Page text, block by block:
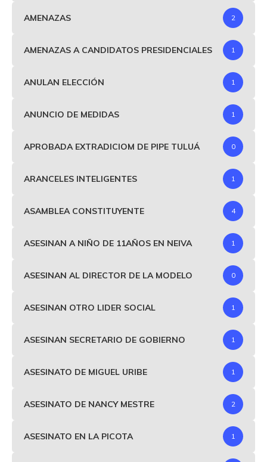
AMENAZAS 2
AMENAZAS A CANDIDATOS PRESIDENCIALES 1
ANULAN ELECCIÓN 1
ANUNCIO DE MEDIDAS 1
APROBADA EXTRADICIOM DE PIPE TULUÁ 0
ARANCELES INTELIGENTES 1
ASAMBLEA CONSTITUYENTE 4
ASESINAN A NIÑO DE 11AÑOS EN NEIVA 1
ASESINAN AL DIRECTOR DE LA MODELO 0
ASESINAN OTRO LIDER SOCIAL 1
ASESINAN SECRETARIO DE GOBIERNO 1
ASESINATO DE MIGUEL URIBE 1
ASESINATO DE NANCY MESTRE 2
ASESINATO EN LA PICOTA 1